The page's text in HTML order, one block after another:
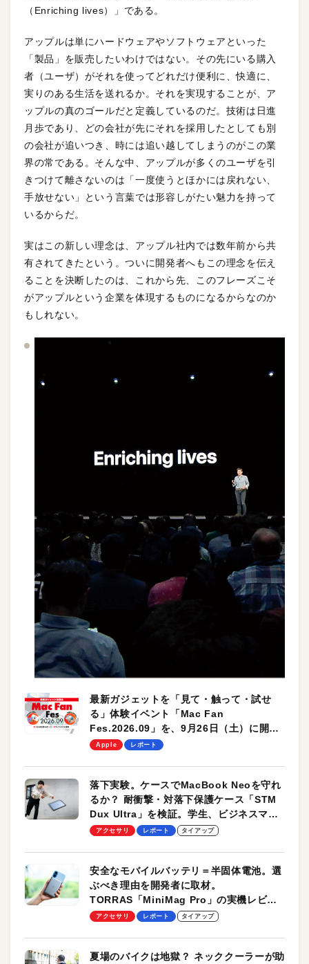
（Enriching lives）」である。
アップルは単にハードウェアやソフトウェアといった
「製品」を販売したいわけではない。その先にいる購入
者（ユーザ）がそれを使ってどれだけ便利に、快適に、
実りのある生活を送れるか。それを実現することが、ア
ップルの真のゴールだと定義しているのだ。技術は日進
月歩であり、どの会社が先にそれを採用したとしても別
の会社が追いつき、時には追い越してしまうのがこの業
界の常である。そんな中、アップルが多くのユーザを引
きつけて離さないのは「一度使うとほかには戻れない、
手放せない」という言葉では形容しがたい魅力を持って
いるからだ。
実はこの新しい理念は、アップル社内では数年前から共
有されてきたという。ついに開発者へもこの理念を伝え
ることを決断したのは、これから先、このフレーズこそ
がアップルという企業を体現するものになるからなのか
もしれない。
最新ガジェットを「見て・触って・試せ
る」体験イベント「Mac Fan
Fes.2026.09」を、9月26日（土）に開催
します！
Apple レポート
落下実験。ケースでMacBook Neoを守れ
るか？ 耐衝撃・対落下保護ケース「STM
Dux Ultra」を検証。学生、ビジネスマン
のモバイルユースに最適！
アクセサリ レポート タイアップ
安全なモバイルバッテリ＝半固体電池。選
ぶべき理由を開発者に取材。
TORRAS「MiniMag Pro」の実機レビュ
ーも
アクセサリ レポート タイアップ
夏場のバイクは地獄？ ネッククーラーが助